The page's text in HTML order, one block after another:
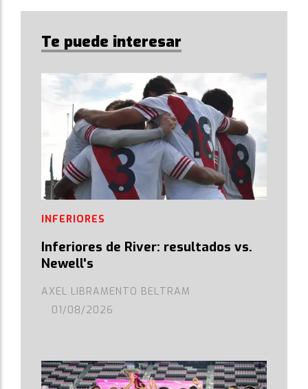
Te puede interesar
Inferiores de River: resultados vs.
Newell's
AXEL LIBRAMENTO BELTRAM
INFERIORES
01/08/2026